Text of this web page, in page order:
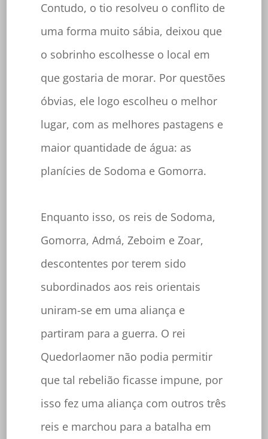
Contudo, o tio resolveu o conflito de
uma forma muito sábia, deixou que
o sobrinho escolhesse o local em
que gostaria de morar. Por questões
óbvias, ele logo escolheu o melhor
lugar, com as melhores pastagens e
maior quantidade de água: as
planícies de Sodoma e Gomorra.
Enquanto isso, os reis de Sodoma,
Gomorra, Admá, Zeboim e Zoar,
descontentes por terem sido
subordinados aos reis orientais
uniram-se em uma aliança e
partiram para a guerra. O rei
Quedorlaomer não podia permitir
que tal rebelião ficasse impune, por
isso fez uma aliança com outros três
reis e marchou para a batalha em